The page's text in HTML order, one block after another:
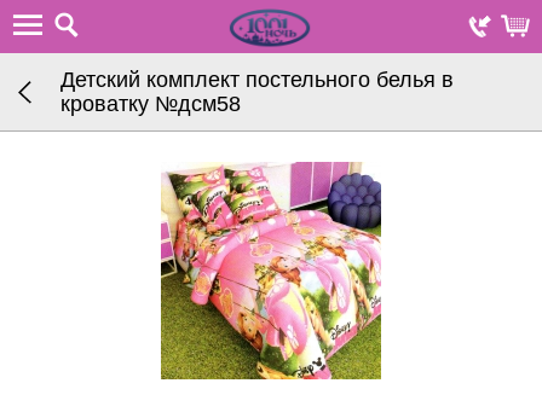
Детский комплект постельного белья в
кроватку №дсм58